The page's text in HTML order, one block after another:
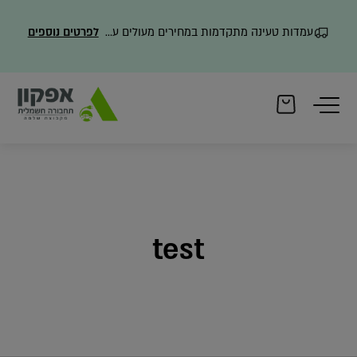
עמדות טעינה מתקדמות במחירים מעולים עם משלוח מהיר לפרטים נוספים
test